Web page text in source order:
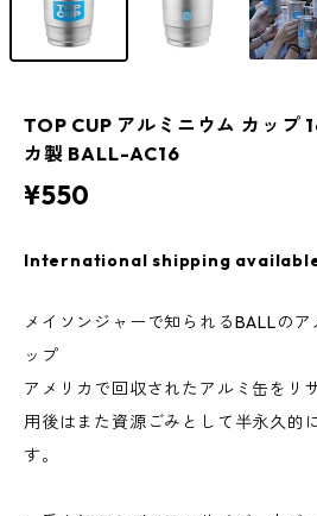
TOP CUP アルミニウム カップ
カ製 BALL-AC16
¥550
International shipping
メイソンジャーで知られるBALLの
ップ
アメリカで回収されたアルミ缶をリ
用後はまた資源ごみとして半永久的
す。